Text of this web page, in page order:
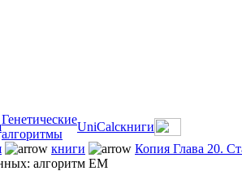
Генетические
алгоритмы
UniCalcкниги
книги
Копия Глава 20.
алгоритм ЕМ